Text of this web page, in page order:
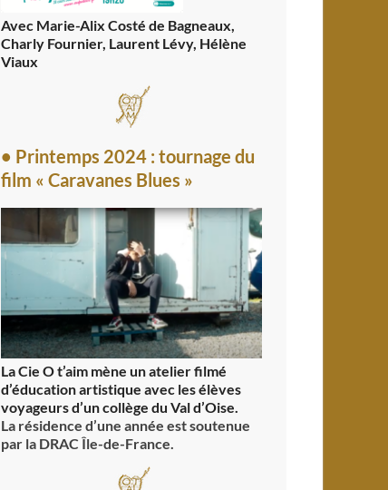
Avec Marie-Alix Costé de Bagneaux,
Charly Fournier, Laurent Lévy, Hélène
Viaux
• Printemps 2024 : tournage du
film « Caravanes Blues »
La Cie O t’aim mène un atelier filmé
d’éducation artistique avec les élèves
voyageurs d’un collège du Val d’Oise.
La résidence d’une année est soutenue
par la DRAC Île-de-France.